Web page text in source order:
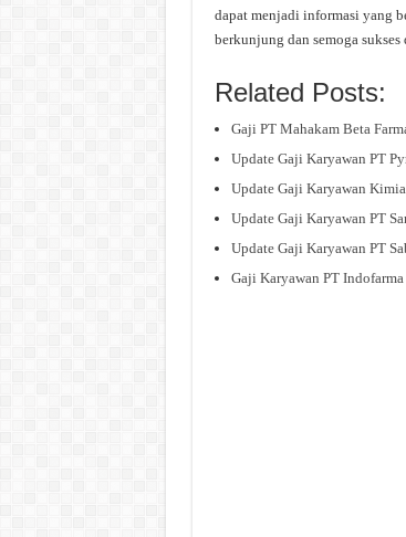
dapat menjadi informasi yang
berkunjung dan semoga
Related Posts:
Gaji PT Mahakam Beta
Update Gaji Karyawan PT
Update Gaji Karyawan
Update Gaji Karyawan PT
Update Gaji Karyawan PT
Gaji Karyawan PT